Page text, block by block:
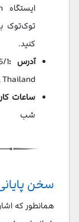
کنید.
آدرس :
Thailand​
ساعات
شب​
سخن
همانطور که